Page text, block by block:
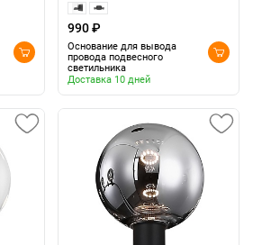
990 ₽
Основание для вывода
провода подвесного
светильника
Доставка 10 дней